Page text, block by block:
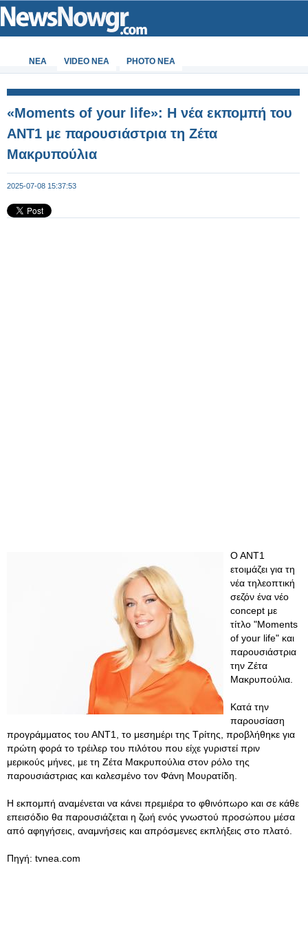
ΝΕΑ VIDEO NEA PHOTO NEA
«Moments of your life»: Η νέα εκπομπή του
ΑΝΤ1 με παρουσιάστρια τη Ζέτα
Μακρυπούλια
2025-07-08 15:37:53
Ο ΑΝΤ1
ετοιμάζει για τη
νέα τηλεοπτική
σεζόν ένα νέο
concept με
τίτλο "Moments
of your life" και
παρουσιάστρια
την Ζέτα
Μακρυπούλια.
Κατά την
παρουσίαση
προγράμματος του ΑΝΤ1, το μεσημέρι της Τρίτης, προβλήθηκε για
πρώτη φορά το τρέιλερ του πιλότου που είχε γυριστεί πριν
μερικούς μήνες, με τη Ζέτα Μακρυπούλια στον ρόλο της
παρουσιάστριας και καλεσμένο τον Φάνη Μουρατίδη.
Η εκπομπή αναμένεται να κάνει πρεμιέρα το φθινόπωρο και σε κάθε
επεισόδιο θα παρουσιάζεται η ζωή ενός γνωστού προσώπου μέσα
από αφηγήσεις, αναμνήσεις και απρόσμενες εκπλήξεις στο πλατό.
Πηγή: tvnea.com